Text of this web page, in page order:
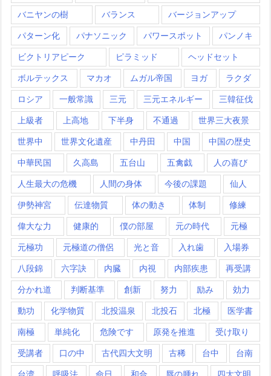
バニヤンの樹 バランス バージョンアップ
パターン化 パナソニック パワースポット パンノキ
ビクトリアピーク ピラミッド ヘッドセット
ボルテックス マカオ ムガル帝国 ヨガ ラクダ
ロシア 一般常識 三元 三元エネルギー 三韓征伐
上級者 上高地 下半身 不通過 世界三大夜景
世界中 世界文化遺産 中丹田 中国 中国の歴史
中華民国 久高島 五台山 五禽戯 人の喜び
人生最大の危機 人間の身体 今後の課題 仙人
伊勢神宮 伝達物質 体の動き 体制 修練
偉大な力 健康的 僕の部屋 元の時代 元極
元極功 元極道の僧侶 光と音 入れ歯 入場券
八段錦 六字訣 内臓 内視 内部疾患 再受講
分かれ道 判断基準 創新 努力 励み 効力
動功 化学物質 北投温泉 北投石 北極 医学書
南極 単純化 危険です 原発を推進 受け取り
受講者 口の中 古代四大文明 古稀 台中 台南
台湾 呼吸法 命日 和合 唇の腫れ 四大文明